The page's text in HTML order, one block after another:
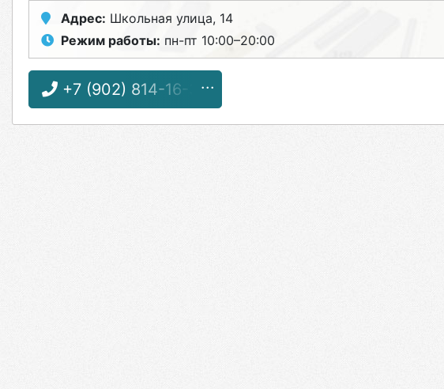
Адрес: Школьная улица, 14
Режим работы: пн-пт 10:00–20:00
+7 (902) 814-16-32